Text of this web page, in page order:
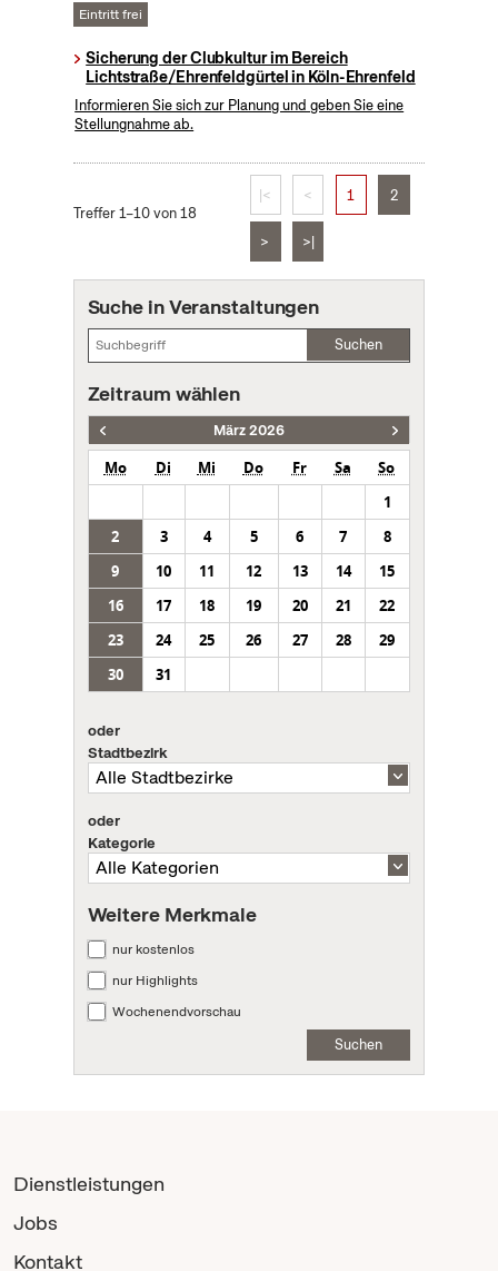
Eintritt frei
Sicherung der Clubkultur im Bereich
Lichtstraße/Ehrenfeldgürtel in Köln-Ehrenfeld
Informieren Sie sich zur Planung und geben Sie eine
Stellungnahme ab.
Treffer 1–10 von 18
|< < 1 2
> >|
Suche in Veranstaltungen
Suchen
Zeitraum wählen
März 2026
Mo Di Mi Do Fr Sa
So
1
2
3 4 5 6 7
8
9
10 11 12 13 14
15
16
17 18 19 20 21
22
23
24 25 26 27 28
29
30
31
oder
Stadtbezirk
oder
Kategorie
Weitere Merkmale
nur kostenlos
nur Highlights
Wochenendvorschau
Suchen
Dienstleistungen
Jobs
Kontakt